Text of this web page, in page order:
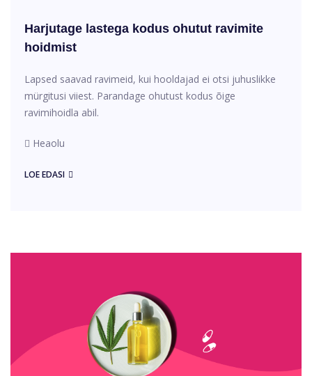
Harjutage lastega kodus ohutut ravimite
hoidmist
Lapsed saavad ravimeid, kui hooldajad ei otsi juhuslikke
mürgitusi viiest. Parandage ohutust kodus õige
ravimihoidla abil.
Heaolu
LOE EDASI